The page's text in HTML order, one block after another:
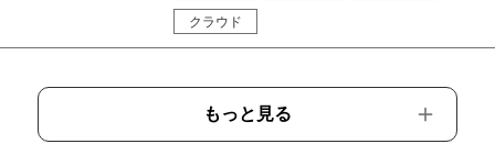
クラウド
もっと見る